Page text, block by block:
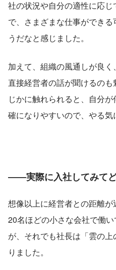
社の状況や自分の適性に応
で、さまざまな仕事ができ
うだなと感じました。
加えて、組織の風通しが良く
直接経営者の話が聞けるの
じかに触れられると、自分
確になりやすいので、やる気
――実際に入社してみて
想像以上に経営者との距離
20名ほどの小さな会社で働
が、それでも社長は「雲の
りました。